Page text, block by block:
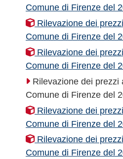
Comune di Firenze del
Rilevazione dei
Comune di Firenze del
Rilevazione dei
Comune di Firenze del
Rilevazione dei prezzi
Comune di Firenze del
Rilevazione dei
Comune di Firenze del
Rilevazione dei
Comune di Firenze del